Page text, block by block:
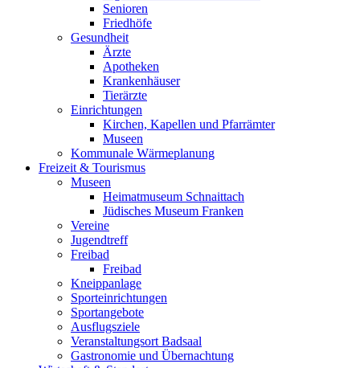
Senioren
Friedhöfe
Gesundheit
Ärzte
Apotheken
Krankenhäuser
Tierärzte
Einrichtungen
Kirchen, Kapellen und Pfarrämter
Museen
Kommunale Wärmeplanung
Freizeit & Tourismus
Museen
Heimatmuseum Schnaittach
Jüdisches Museum Franken
Vereine
Jugendtreff
Freibad
Freibad
Kneippanlage
Sporteinrichtungen
Sportangebote
Ausflugsziele
Veranstaltungsort Badsaal
Gastronomie und Übernachtung